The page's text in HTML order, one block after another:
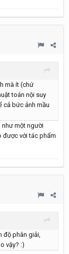
mà ít (chứ
toán nội suy
cả bức ảnh mầu
như một người
được với tác phẩm
độ phân giải,
vậy? :)